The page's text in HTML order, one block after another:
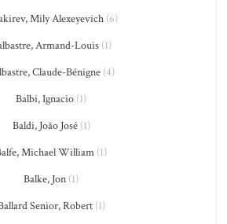
Mily Alexeyevich(6)
Armand-Louis(1)
Claude-Bénigne(4)
Balbi, Ignacio (1)
Baldi, João José(1)
Michael William (1)
Balke, Jon (1)
Senior, Robert(1)